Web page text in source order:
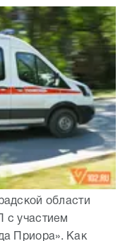
области
с участием
Приора». Как